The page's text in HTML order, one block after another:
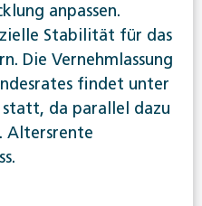
anpassen.
Stabilität für das
Die Vernehmlassung
findet unter
statt, da parallel dazu
Altersrente